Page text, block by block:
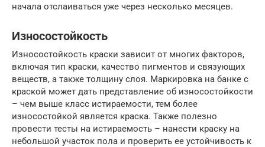
начала отслаиваться уже через несколько месяцев.
Износостойкость
Износостойкость краски зависит от многих факторов,
включая тип краски, качество пигментов и связующих
веществ, а также толщину слоя. Маркировка на банке с
краской может дать представление об износостойкости
– чем выше класс истираемости, тем более
износостойкой является краска. Также полезно
провести тесты на истираемость – нанести краску на
небольшой участок пола и проверить ее устойчивость к